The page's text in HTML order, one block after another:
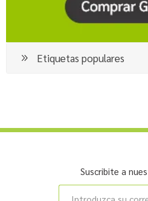
Etiquetas populares
Suscribite a